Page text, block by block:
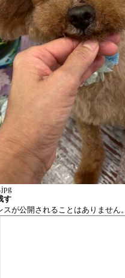
す
スが公開されることはありません。